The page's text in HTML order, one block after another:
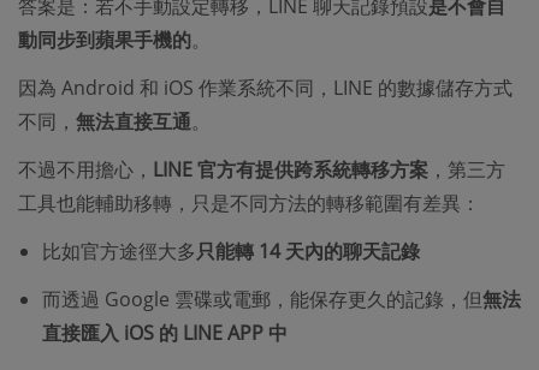
答案是：若不手動設定轉移，LINE 聊天記錄預設是不會自
動同步到蘋果手機的。
因為 Android 和 iOS 作業系統不同，LINE 的數據儲存方式
不同， 無法直接互通。
不過不用擔心， LINE 官方有提供跨系統轉移方案 ，第三方
工具也能輔助移轉，只是不同方法的轉移範圍有差異：
比如官方途徑大多只能轉 14 天內的聊天記錄
而透過 Google 雲碟或電郵，能保存更久的記錄，但無法
直接匯入 iOS 的 LINE APP 中